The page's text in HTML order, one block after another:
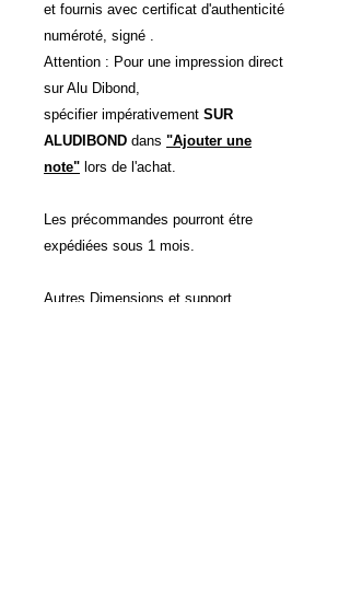
et fournis avec certificat d'authenticité
numéroté, signé .
Attention : Pour une impression direct
sur Alu Dibond,
spécifier impérativement SUR
ALUDIBOND dans "Ajouter une
note" lors de l'achat.
Les précommandes pourront étre
expédiées sous 1 mois.
Autres Dimensions et support